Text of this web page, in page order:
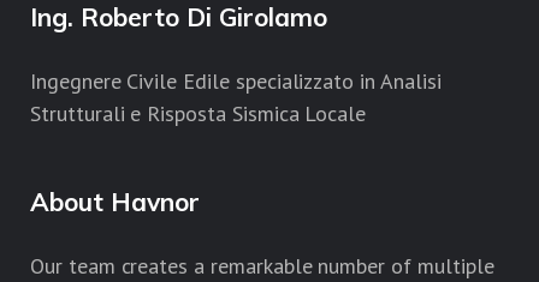
Ing. Roberto Di Girolamo
Ingegnere Civile Edile specializzato in Analisi
Strutturali e Risposta Sismica Locale
About Havnor
Our team creates a remarkable number of multiple